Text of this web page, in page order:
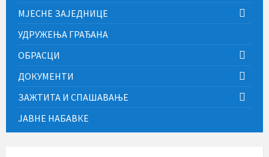
МЈЕСНЕ ЗАЈЕДНИЦЕ
УДРУЖЕЊА ГРАЂАНА
ОБРАСЦИ
ДОКУМЕНТИ
ЗАЖТИТА И СПАШАВАЊЕ
ЈАВНЕ НАБАВКЕ